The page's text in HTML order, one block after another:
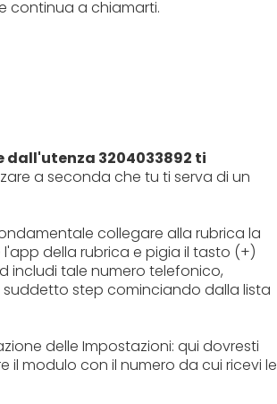
continua a chiamarti.
3204033892 ti
a seconda che tu ti serva di un
collegare alla rubrica la
della rubrica e pigia il tasto (+)
includi tale numero telefonico,
step cominciando dalla lista
delle Impostazioni: qui dovresti
il modulo con il numero da cui ricevi le